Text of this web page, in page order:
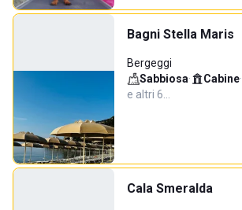
Bagni Stella Maris
Bergeggi
Sabbiosa· Cabine·
e altri 6…
Cala Smeralda